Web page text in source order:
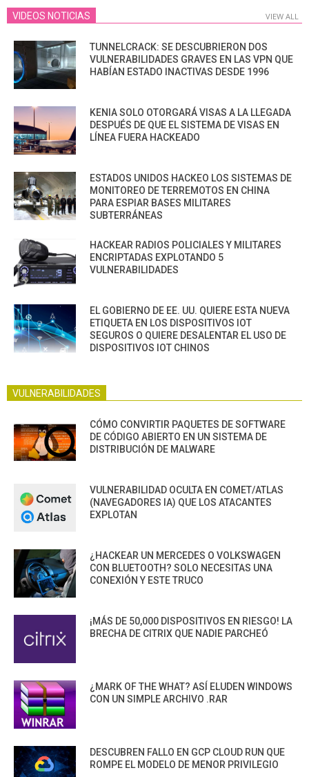
VIDEOS NOTICIAS VIEW ALL
TUNNELCRACK: SE DESCUBRIERON DOS
VULNERABILIDADES GRAVES EN LAS VPN QUE
HABÍAN ESTADO INACTIVAS DESDE 1996
KENIA SOLO OTORGARÁ VISAS A LA LLEGADA
DESPUÉS DE QUE EL SISTEMA DE VISAS EN
LÍNEA FUERA HACKEADO
ESTADOS UNIDOS HACKEO LOS SISTEMAS DE
MONITOREO DE TERREMOTOS EN CHINA
PARA ESPIAR BASES MILITARES
SUBTERRÁNEAS
HACKEAR RADIOS POLICIALES Y MILITARES
ENCRIPTADAS EXPLOTANDO 5
VULNERABILIDADES
EL GOBIERNO DE EE. UU. QUIERE ESTA NUEVA
ETIQUETA EN LOS DISPOSITIVOS IOT
SEGUROS O QUIERE DESALENTAR EL USO DE
DISPOSITIVOS IOT CHINOS
VULNERABILIDADES
CÓMO CONVIRTIR PAQUETES DE SOFTWARE
DE CÓDIGO ABIERTO EN UN SISTEMA DE
DISTRIBUCIÓN DE MALWARE
VULNERABILIDAD OCULTA EN COMET/ATLAS
(NAVEGADORES IA) QUE LOS ATACANTES
EXPLOTAN
¿HACKEAR UN MERCEDES O VOLKSWAGEN
CON BLUETOOTH? SOLO NECESITAS UNA
CONEXIÓN Y ESTE TRUCO
¡MÁS DE 50,000 DISPOSITIVOS EN RIESGO! LA
BRECHA DE CITRIX QUE NADIE PARCHEÓ
¿MARK OF THE WHAT? ASÍ ELUDEN WINDOWS
CON UN SIMPLE ARCHIVO .RAR
DESCUBREN FALLO EN GCP CLOUD RUN QUE
ROMPE EL MODELO DE MENOR PRIVILEGIO